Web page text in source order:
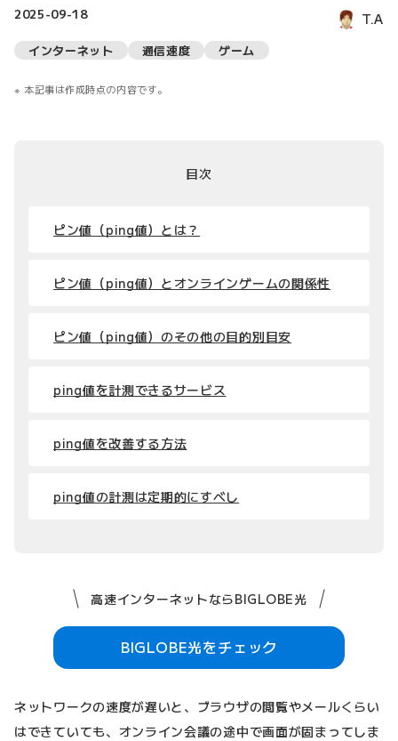
2025-09-18 T.A
インターネット 通信速度 ゲーム
本記事は作成時点の内容です。
目次
ピン値（ping値）とは？
ピン値（ping値）とオンラインゲームの関係性
ピン値（ping値）のその他の目的別目安
ping値を計測できるサービス
ping値を改善する方法
ping値の計測は定期的にすべし
高速インターネットならBIGLOBE光
BIGLOBE光をチェック
ネットワークの速度が遅いと、ブラウザの閲覧やメールくらい
はできていても、オンライン会議の途中で画面が固まってしま